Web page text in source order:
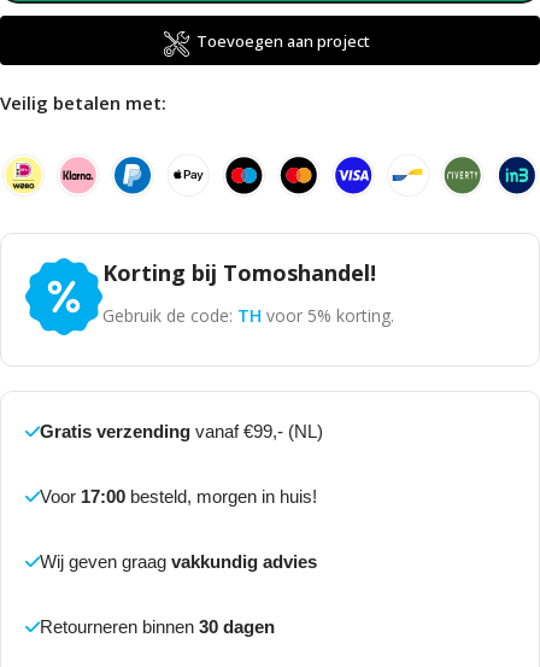
Toevoegen aan project
Veilig betalen met:
Korting bij Tomoshandel!
Gebruik de code: TH voor 5% korting.
Gratis verzending vanaf €99,- (NL)
Voor 17:00 besteld, morgen in huis!
Wij geven graag vakkundig advies
Retourneren binnen 30 dagen